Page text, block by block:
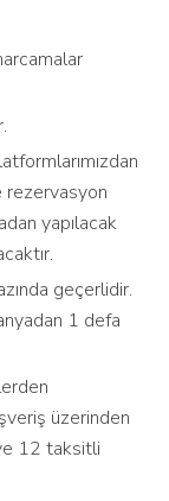
rezervasyon
yapılacak
geçerlidir.
1 defa
üzerinden
12 taksitli